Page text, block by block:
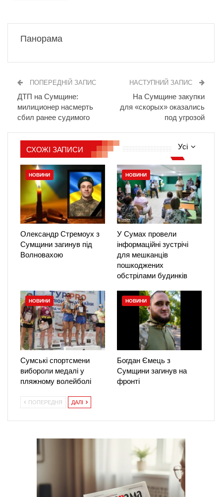
Панорама
ПОПЕРЕДНІЙ ЗАПИС
ДТП на Сумщине:
милиционер насмерть
сбил ранее судимого
НАСТУПНИЙ ЗАПИС
На Сумщине закупки
для «скорых» оказались
под угрозой
Усі
СХОЖІ ЗАПИСИ
НОВИНИ
Олександр Стремоух з
Сумщини загинув під
Волновахою
НОВИНИ
У Сумах провели
інформаційні зустрічі
для мешканців
пошкоджених
обстрілами будинків
НОВИНИ
Сумські спортсмени
вибороли медалі у
пляжному волейболі
НОВИНИ
Богдан Ємець з
Сумщини загинув на
фронті
ПОПЕРЕДНЯ ДАЛІ